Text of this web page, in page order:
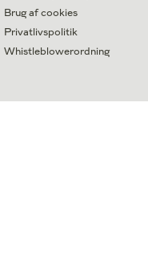
Brug af cookies
Privatlivspolitik
Whistleblowerordning